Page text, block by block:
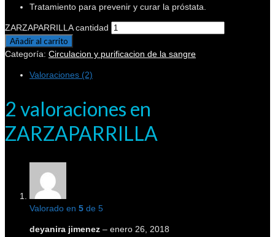
Tratamiento para prevenir y curar la próstata.
ZARZAPARRILLA cantidad
Añadir al carrito
Categoría: Circulacion y purificacion de la sangre
Valoraciones (2)
2 valoraciones en
ZARZAPARRILLA
Valorado en 5 de 5
deyanira jimenez – enero 26, 2018